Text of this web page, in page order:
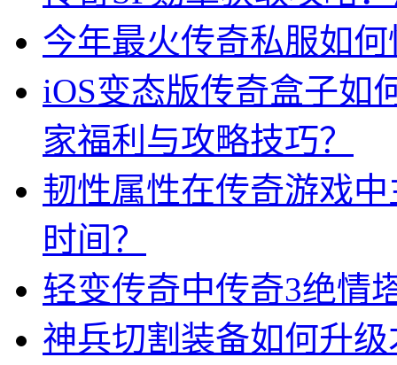
今年最火传奇私服如
iOS变态版传奇盒子如
家福利与攻略技巧？
韧性属性在传奇游戏
时间？
轻变传奇中传奇3绝情
神兵切割装备如何升